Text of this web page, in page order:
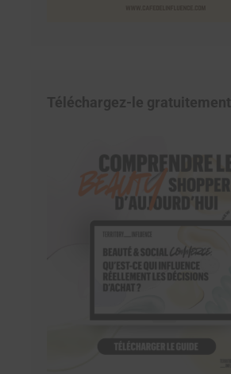
Téléchargez-le gratuitement